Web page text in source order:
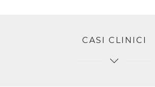
CASI CLINICI